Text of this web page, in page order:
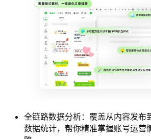
AI标题评分：基于海量数据深度学
帮你快速选出点击率更高的标题。
AI图文诊断：智能检测文章质量并
规避内容风险提升内容质量。
海量样式素材库：拥有10万+适配
和精美样式，支持SVG创意样式，
壹伴样式中心直接获取。